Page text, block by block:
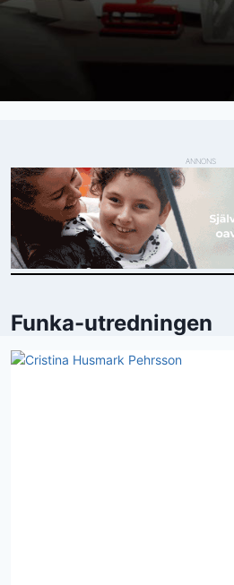
ANNONS
Funka-utredningen